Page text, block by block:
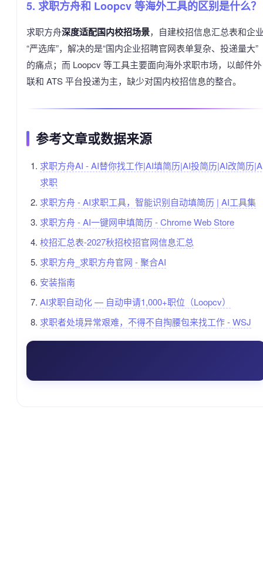
5. 求职方舟和 Loopcv 等海外工具的区别是什么？
求职方舟深度适配国内校招场景，自建校招信息汇总表和企
“严选库”，解决的是“国内企业招聘官网表单复杂、投递量大”
的痛点；而 Loopcv 等工具主要面向海外求职市场，以邮件外
联和 ATS 平台投递为主，缺少对国内校招信息的整合。
参考文章或数据来源
求职方舟AI - AI替你找工作|AI填简历|AI投简历|AI改简历
求职
求职方舟 - AI求职工具，智能识别自动填简历 | AI工具集
求职方舟 - AI一键网申填简历 - Chrome Web Store
校招汇总表-2027秋招校招官网信息汇总
求职方舟_求职方舟官网 - 聚合AI
安装指南
AI求职自动化 — 自动申请1,000+职位（Loopcv）
求职者处境异常艰难，不得不自掏腰包来找工作 - WSJ